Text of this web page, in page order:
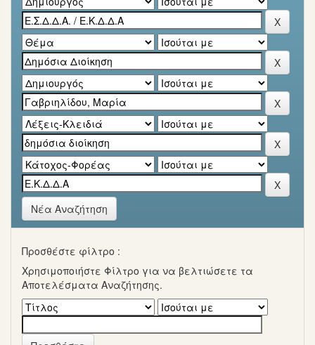
Νέα Αναζήτηση
Προσθέστε φίλτρο :
Χρησιμοποιήστε Φίλτρο για να βελτιώσετε τα
Αποτελέσματα Αναζήτησης.